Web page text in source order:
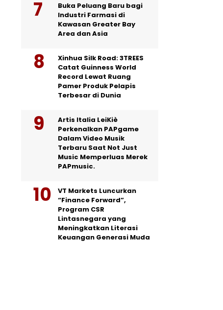
Buka Peluang Baru bagi
Industri Farmasi di
Kawasan Greater Bay
Area dan Asia
Xinhua Silk Road: 3TREES
Catat Guinness World
Record Lewat Ruang
Pamer Produk Pelapis
Terbesar di Dunia
Artis Italia LeiKiè
Perkenalkan PAPgame
Dalam Video Musik
Terbaru Saat Not Just
Music Memperluas Merek
PAPmusic.
VT Markets Luncurkan
“Finance Forward”,
Program CSR
Lintasnegara yang
Meningkatkan Literasi
Keuangan Generasi Muda